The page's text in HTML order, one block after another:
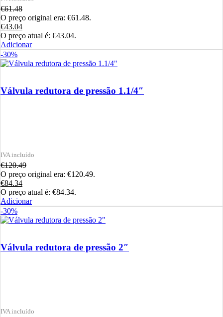
€61.48
O preço original era: €61.48.
€43.04
O preço atual é: €43.04.
Adicionar
-30%
Válvula redutora de pressão 1.1/4″
€120.49
O preço original era: €120.49.
€84.34
O preço atual é: €84.34.
Adicionar
-30%
Válvula redutora de pressão 2″